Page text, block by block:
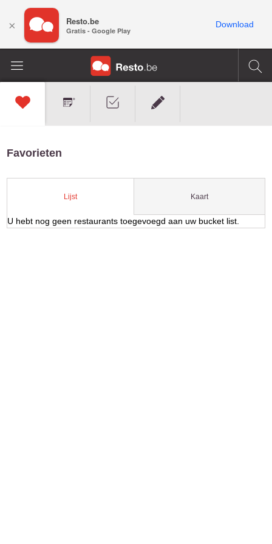
Favorieten
Lijst Kaart
U hebt nog geen restaurants toegevoegd aan uw bucket list.
× Resto.be
Gratis - Google Play
Download